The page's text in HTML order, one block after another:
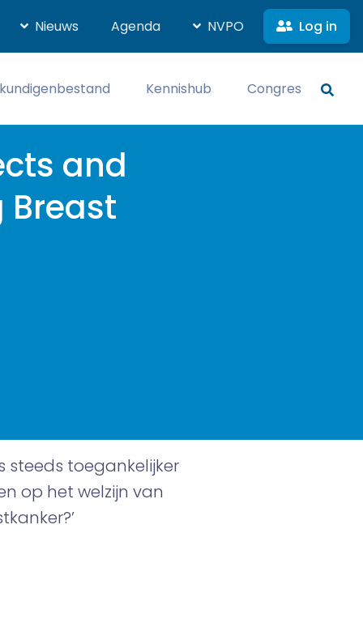
Nieuws Agenda NVPO Log in
Kennishub Congres
and
Breast
steeds toegankelijker
op het welzijn van